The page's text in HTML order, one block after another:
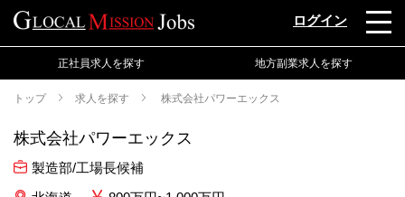
ログイン
正社員求人を探す 地方副業求人を探す
トップ 求人を探す 株式会社パワーエックス
株式会社パワーエックス
製造部/工場長候補